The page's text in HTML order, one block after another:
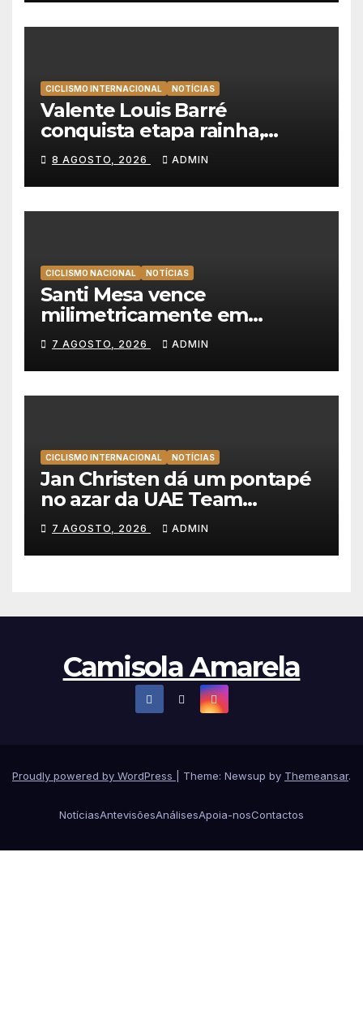
CICLISMO INTERNACIONAL NOTÍCIAS
Valente Louis Barré
conquista etapa rainha,
Christian Scaroni é o novo
líder da Volta a Polónia
8 AGOSTO, 2026 ADMIN
CICLISMO NACIONAL NOTÍCIAS
Santi Mesa vence
milimetricamente em
Albufeira, Rui Oliveira
mantém a amarela da Volta a
Portugal
7 AGOSTO, 2026 ADMIN
CICLISMO INTERNACIONAL NOTÍCIAS
Jan Christen dá um pontapé
no azar da UAE Team
Emirates e vence na Volta a
Polónia
7 AGOSTO, 2026 ADMIN
Camisola Amarela
Proudly powered by WordPress Theme: Newsup by Themeansar.
NotíciasAntevisõesAnálisesApoia-nosContactos